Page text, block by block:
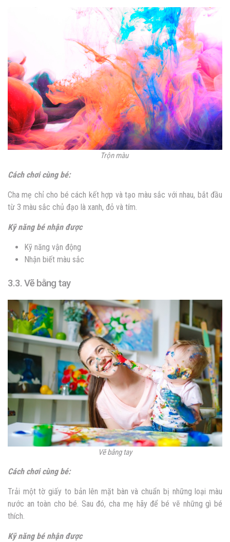
Trộn màu
Cách chơi cùng bé:
Cha mẹ chỉ cho bé cách kết hợp và tạo màu sắc với nhau, bắt đầu
từ 3 màu sắc chủ đạo là xanh, đỏ và tím.
Kỹ năng bé nhận được
Kỹ năng vận động
Nhận biết màu sắc
3.3. Vẽ bằng tay
Vẽ bằng tay
Cách chơi cùng bé:
Trải một tờ giấy to bản lên mặt bàn và chuẩn bị những loại màu
nước an toàn cho bé. Sau đó, cha mẹ hãy để bé vẽ những gì bé
thích.
Kỹ năng bé nhận được